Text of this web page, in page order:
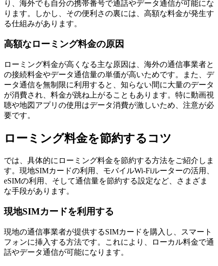
り、海外でも自分の携帯番号で通話やデータ通信が可能にな
ります。しかし、その便利さの裏には、高額な料金が発生す
る仕組みがあります。
高額なローミング料金の原因
ローミング料金が高くなる主な原因は、海外の通信事業者と
の接続料金やデータ通信量の単価が高いためです。また、デ
ータ通信を無制限に利用すると、知らない間に大量のデータ
が消費され、料金が跳ね上がることもあります。特に動画視
聴や地図アプリの使用はデータ消費が激しいため、注意が必
要です。
ローミング料金を節約するコツ
では、具体的にローミング料金を節約する方法をご紹介しま
す。現地SIMカードの利用、モバイルWi-Fiルーターの活用、
eSIMの利用、そして通信量を節約する設定など、さまざま
な手段があります。
現地SIMカードを利用する
現地の通信事業者が提供するSIMカードを購入し、スマート
フォンに挿入する方法です。これにより、ローカル料金で通
話やデータ通信が可能になります。